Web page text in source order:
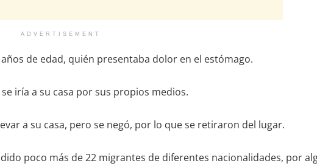
ADVERTISEMENT
de edad, quién presentaba dolor en el estómago.
iría a su casa por sus propios medios.
a su casa, pero se negó, por lo que se retiraron del lugar.
poco más de 22 migrantes de diferentes nacionalidades, por